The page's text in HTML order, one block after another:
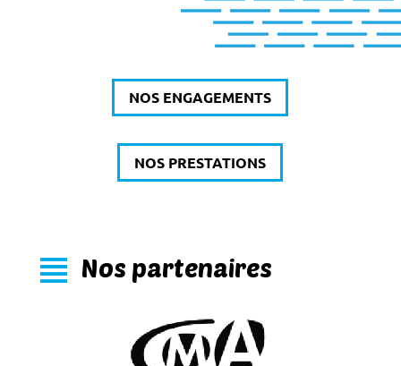
NOS ENGAGEMENTS
NOS PRESTATIONS
Nos partenaires